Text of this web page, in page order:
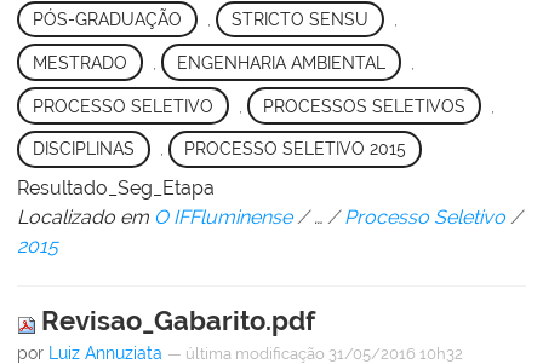
PÓS-GRADUAÇÃO STRICTO SENSU
MESTRADO ENGENHARIA AMBIENTAL
PROCESSO SELETIVO PROCESSOS SELETIVOS
DISCIPLINAS , PROCESSO SELETIVO 2015
Resultado_Seg_Etapa
Localizado em O IFFluminense /… /Processo Seletivo /
2015
Revisao_Gabarito.pdf
por Luiz Annuziata — última modificação 31/05/2016 10h32